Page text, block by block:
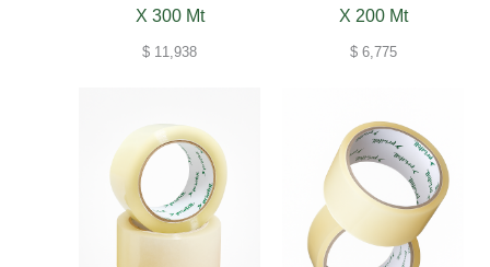
X 300 Mt
$ 11,938
X 200 Mt
$6,775